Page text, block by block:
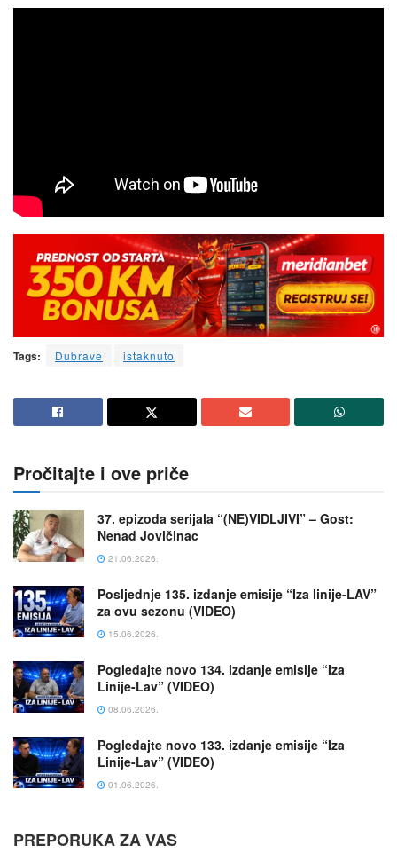
Tags: Dubrave istaknuto
Pročitajte i ove priče
37. epizoda serijala “(NE)VIDLJIVI” – Gost:
Nenad Jovičinac
21.06.2026.
Posljednje 135. izdanje emisije “Iza linije-LAV”
za ovu sezonu (VIDEO)
15.06.2026.
Pogledajte novo 134. izdanje emisije “Iza
Linije-Lav” (VIDEO)
08.06.2026.
Pogledajte novo 133. izdanje emisije “Iza
Linije-Lav” (VIDEO)
01.06.2026.
PREPORUKA ZA VAS